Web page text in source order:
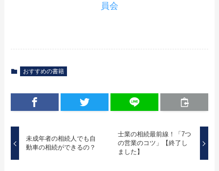
員会
おすすめの書籍
未成年者の相続人でも自
動車の相続ができるの？
士業の相続最前線！「7つ
の営業のコツ」【終了し
ました】